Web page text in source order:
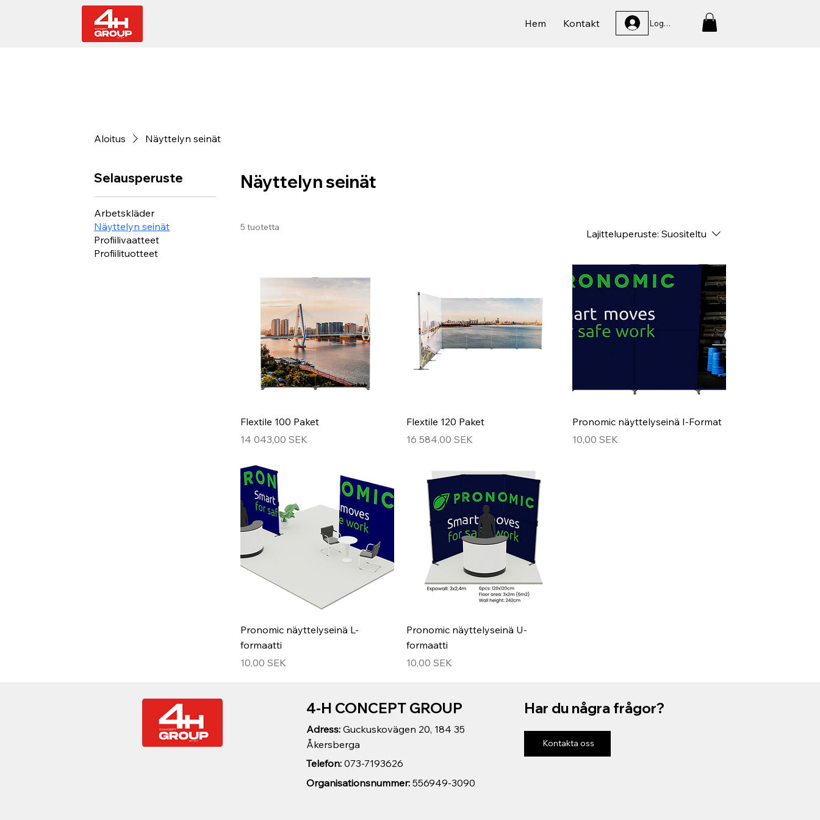
Hem Kontakt Logga In
Aloitus Näyttelyn seinät
Selausperuste
Arbetskläder
Näyttelyn seinät
Profiilivaatteet
Profiilituotteet
Näyttelyn seinät
5 tuotetta
Lajitteluperuste: Suositeltu
Flextile 100 Paket
Hinta
14 043,00 SEK
Flextile 120 Paket
Hinta
16 584,00 SEK
Pronomic näyttelyseinä I-Format
Hinta
10,00 SEK
Pronomic näyttelyseinä L-
formaatti
Hinta
10,00 SEK
Pronomic näyttelyseinä U-
formaatti
Hinta
10,00 SEK
Organisationsnummer:556949-3090
Telefon:073-7193626
Adress: Guckuskovägen 20, 184 35
Åkersberga
4-H CONCEPT GROUP Har du några frågor?
Kontakta oss